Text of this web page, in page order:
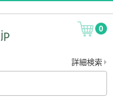
0
詳細検索